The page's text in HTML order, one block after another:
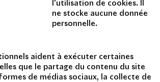
l'utilisation de cookies. Il
ne stocke aucune donnée
personnelle.
aident à exécuter certaines
que le partage du contenu du site
de médias sociaux, la collecte de